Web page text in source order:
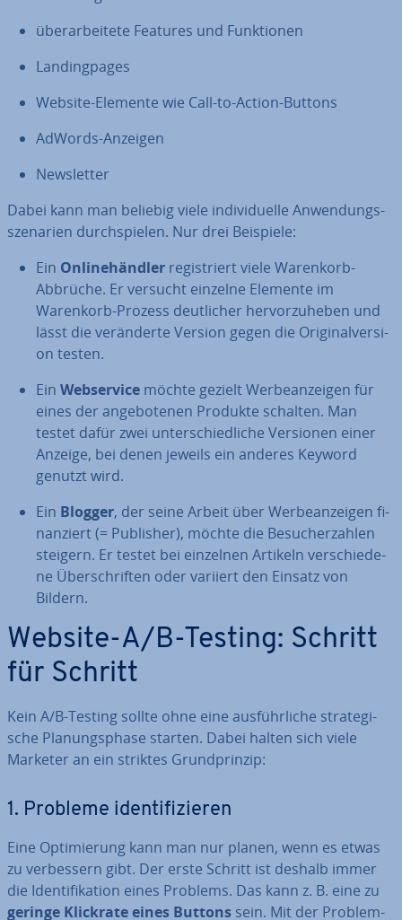
über­ar­bei­te­te Features und Funk­tio­nen
Landing­pa­ges
Website-Elemente wie Call-to-Action-Buttons
AdWords-Anzeigen
News­let­ter
Dabei kann man beliebig viele in­di­vi­du­el­le An­wen­dungs­
sze­na­ri­en durch­spie­len. Nur drei Beispiele:
Ein On­line­händ­ler re­gis­triert viele Warenkorb-
Abbrüche. Er versucht einzelne Elemente im
Warenkorb-Prozess deut­li­cher her­vor­zu­he­ben und
lässt die ver­än­der­te Version gegen die Ori­gi­nal­ver­si­
on testen.
Ein Web­ser­vice möchte gezielt Wer­be­an­zei­gen für
eines der an­ge­bo­te­nen Produkte schalten. Man
testet dafür zwei un­ter­schied­li­che Versionen einer
Anzeige, bei denen jeweils ein anderes Keyword
genutzt wird.
Ein Blogger, der seine Arbeit über Wer­be­an­zei­gen fi­
nan­ziert (= Publisher), möchte die Be­su­cher­zah­len
steigern. Er testet bei einzelnen Artikeln ver­schie­de­
ne Über­schrif­ten oder variiert den Einsatz von
Bildern.
Website-A/B-Testing: Schritt
für Schritt
Kein A/B-Testing sollte ohne eine aus­führ­li­che stra­te­gi­
sche Pla­nungs­pha­se starten. Dabei halten sich viele
Marketer an ein striktes Grund­prin­zip:
1. Probleme iden­ti­fi­zie­ren
Eine Op­ti­mie­rung kann man nur planen, wenn es etwas
zu ver­bes­sern gibt. Der erste Schritt ist deshalb immer
die Iden­ti­fi­ka­ti­on eines Problems. Das kann z. B. eine zu
geringe Klickrate eines Buttons sein. Mit der Pro­blem­